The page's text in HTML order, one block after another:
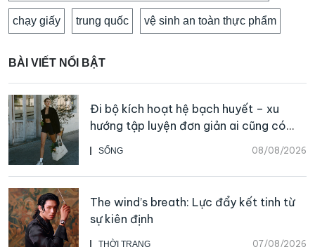
chạy giấy trung quốc vệ sinh an toàn thực phẩm
BÀI VIẾT NỔI BẬT
SỐNG 08/08/2026
Đi bộ kích hoạt hệ bạch huyết – xu
hướng tập luyện đơn giản ai cũng có
thể bắt đầu
THỜI TRANG 07/08/2026
The wind’s breath: Lực đẩy kết tinh từ
sự kiên định